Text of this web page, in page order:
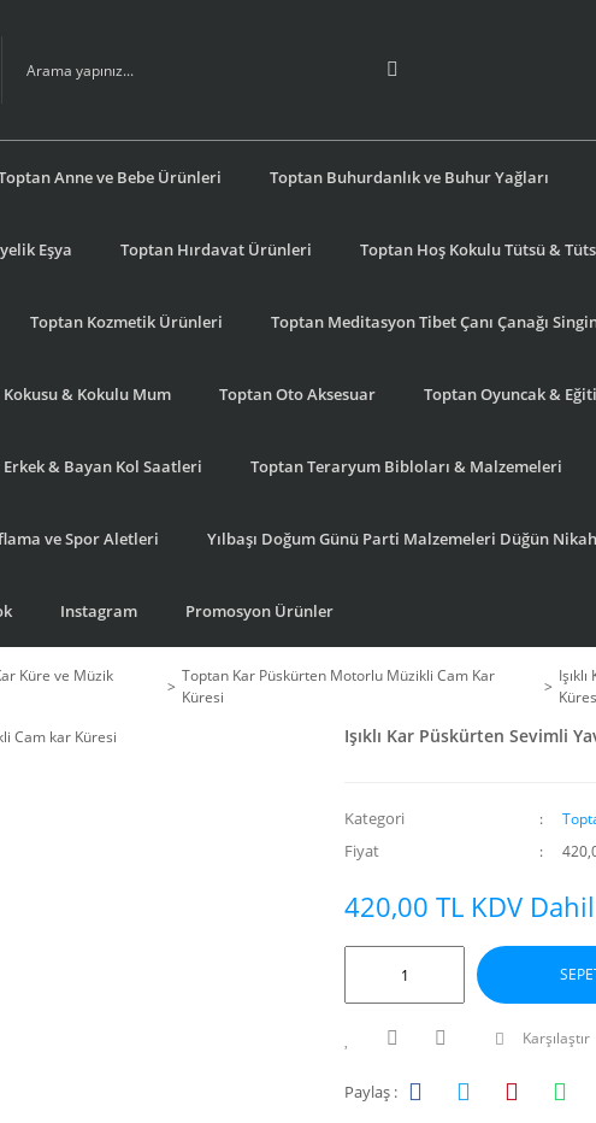
Anne ve Bebe Ürünleri Toptan Buhurdanlık ve Buhur Yağları
Eşya Toptan Hırdavat Ürünleri Toptan Hoş Kokulu Tütsü &
Toptan Kozmetik Ürünleri Toptan Meditasyon Tibet Çanı Çanağı
& Kokulu Mum Toptan Oto Aksesuar Toptan Oyuncak &
Erkek & Bayan Kol Saatleri Toptan Teraryum Bibloları & Malzemeleri
ve Spor Aletleri Yılbaşı Doğum Günü Parti Malzemeleri Düğün
Instagram Promosyon Ürünler
Küre ve Müzik
Toptan Kar Püskürten Motorlu Müzikli Cam Kar
Küresi
Işıklı Kar Püskürten Sevimli
Kategori
Fiyat
420,00 TL KDV Dahil
Karşılaştır
Paylaş :